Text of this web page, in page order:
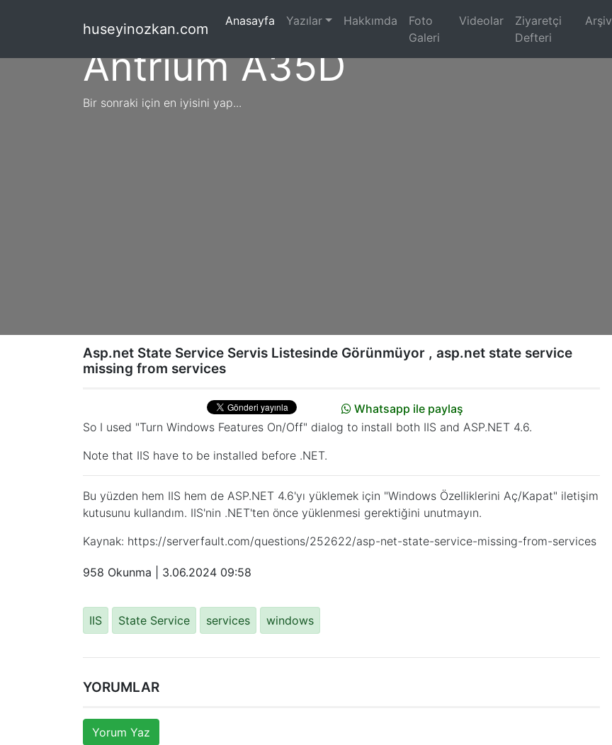
Antrium A35D
Bir sonraki için en iyisini yap...
huseyinozkan.com Anasayfa (current)
Yazılar Hakkımda
Foto
Galeri
Videolar
Ziyaretçi
Defteri
Arşiv
Asp.net State Service Servis Listesinde Görünmüyor , asp.net state service
missing from services
Whatsapp ile paylaş
So I used "Turn Windows Features On/Off" dialog to install both IIS and ASP.NET 4.6.
Note that IIS have to be installed before .NET.
Bu yüzden hem IIS hem de ASP.NET 4.6'yı yüklemek için "Windows Özelliklerini Aç/Kapat" iletişim
kutusunu kullandım. IIS'nin .NET'ten önce yüklenmesi gerektiğini unutmayın.
Kaynak: https://serverfault.com/questions/252622/asp-net-state-service-missing-from-services
958 Okunma | 3.06.2024 09:58
IIS State Service services windows
YORUMLAR
Yorum Yaz